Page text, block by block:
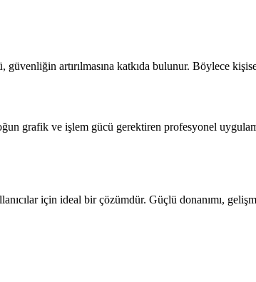
artırılmasına katkıda bulunur. Böylece
grafik ve işlem gücü gerektiren profesyonel
için ideal bir çözümdür. Güçlü donanımı,